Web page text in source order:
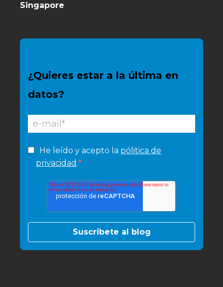
Singapore
¿Quieres estar a la última en
datos?
He leído y acepto la pólitica de
privacidad .*